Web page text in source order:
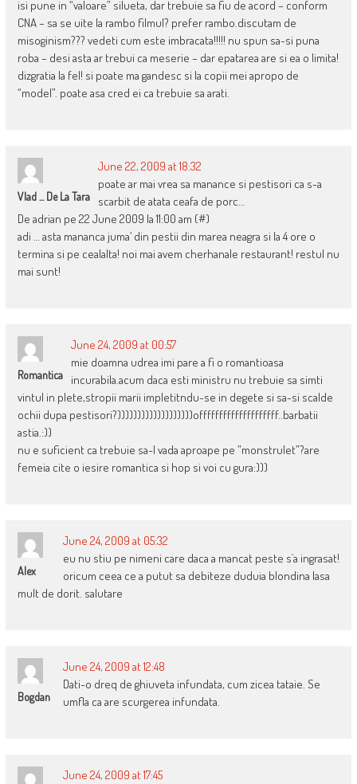
isi pune in “valoare” silueta, dar trebuie sa fiu de acord – conform
CNA – sa se uite la rambo filmul? prefer rambo.discutam de
misoginism??? vedeti cum este imbracata!!!!! nu spun sa-si puna
roba – desi asta ar trebui ca meserie – dar epatarea are si ea o limita!
dizgratia la fel! si poate ma gandesc si la copii mei apropo de
“model”. poate asa cred ei ca trebuie sa arati.
Vlad ... De La Tara
June 22, 2009 at 18:32
poate ar mai vrea sa manance si pestisori ca s-a
scarbit de atata ceafa de porc…
De adrian pe 22 June 2009 la 11:00 am (#)
adi … asta mananca juma’ din pestii din marea neagra si la 4 ore o
termina si pe cealalta! noi mai avem cherhanale restaurant! restul nu
mai sunt!
Romantica
June 24, 2009 at 00:57
mie doamna udrea imi pare a fi o romantioasa
incurabila.acum daca esti ministru nu trebuie sa simti
vintul in plete,stropii marii impletitndu-se in degete si sa-si scalde
ochii dupa pestisori?)))))))))))))))))))offffffffffffffffffff..barbatii
astia.:))
nu e suficient ca trebuie sa-l vada aproape pe ”monstrulet”?are
femeia cite o iesire romantica si hop si voi cu gura:)))
Alex
June 24, 2009 at 05:32
eu nu stiu pe nimeni care daca a mancat peste s`a ingrasat!
oricum ceea ce a putut sa debiteze duduia blondina lasa
mult de dorit. salutare
Bogdan
June 24, 2009 at 12:48
Dati-o dreq de ghiuveta infundata, cum zicea tataie. Se
umfla ca are scurgerea infundata.
June 24, 2009 at 17:45